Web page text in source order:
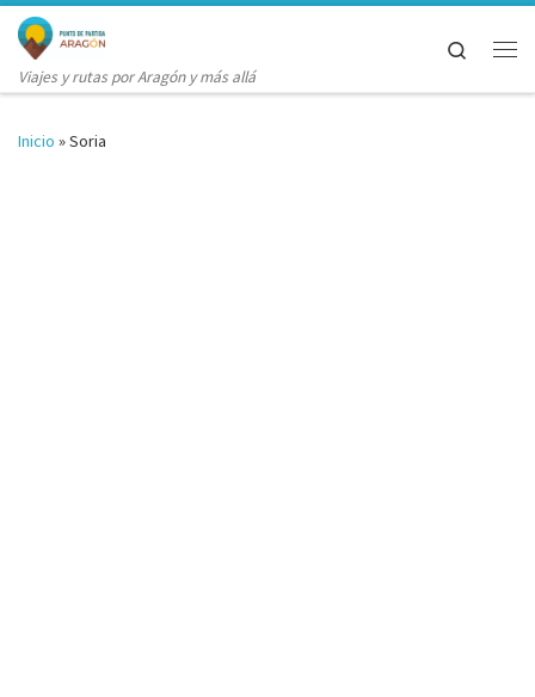
Saltar al contenido
Viajes y rutas por Aragón y más allá
Search
Inicio »Soria